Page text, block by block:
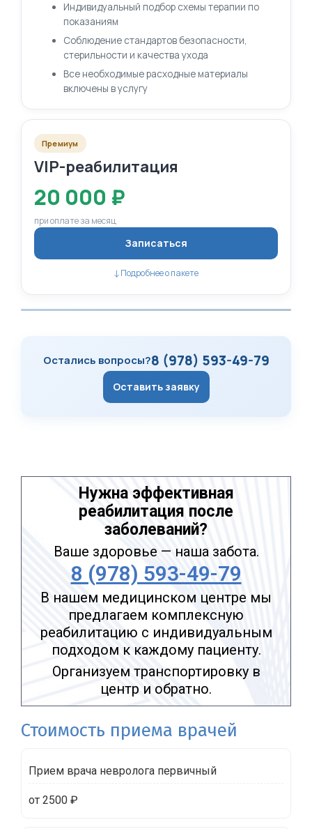
Индивидуальный подбор схемы терапии по
показаниям
Соблюдение стандартов безопасности,
стерильности и качества ухода
Все необходимые расходные материалы
включены в услугу
Премиум
VIP-реабилитация
20 000 ₽
при оплате за месяц
Записаться
↓Подробнее о пакете
Остались вопросы?8 (978) 593-49-79
Оставить заявку
Нужна эффективная
реабилитация после
заболеваний?
Ваше здоровье — наша забота.
8 (978) 593-49-79
В нашем медицинском центре мы
предлагаем комплексную
реабилитацию с индивидуальным
подходом к каждому пациенту.
Организуем транспортировку в
центр и обратно.
Стоимость приема врачей
Прием врача невролога первичный
от 2500 ₽